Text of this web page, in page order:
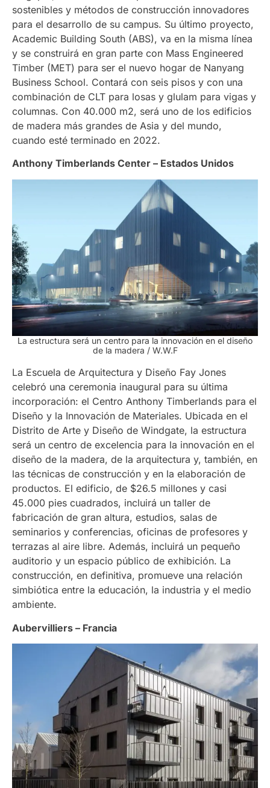
sostenibles y métodos de construcción innovadores
para el desarrollo de su campus. Su último proyecto,
Academic Building South (ABS), va en la misma línea
y se construirá en gran parte con Mass Engineered
Timber (MET) para ser el nuevo hogar de Nanyang
Business School. Contará con seis pisos y con una
combinación de CLT para losas y glulam para vigas y
columnas. Con 40.000 m2, será uno de los edificios
de madera más grandes de Asia y del mundo,
cuando esté terminado en 2022.
Anthony Timberlands Center – Estados Unidos
La estructura será un centro para la innovación en el diseño
de la madera / W.W.F
La Escuela de Arquitectura y Diseño Fay Jones
celebró una ceremonia inaugural para su última
incorporación: el Centro Anthony Timberlands para el
Diseño y la Innovación de Materiales. Ubicada en el
Distrito de Arte y Diseño de Windgate, la estructura
será un centro de excelencia para la innovación en el
diseño de la madera, de la arquitectura y, también, en
las técnicas de construcción y en la elaboración de
productos. El edificio, de $26.5 millones y casi
45.000 pies cuadrados, incluirá un taller de
fabricación de gran altura, estudios, salas de
seminarios y conferencias, oficinas de profesores y
terrazas al aire libre. Además, incluirá un pequeño
auditorio y un espacio público de exhibición. La
construcción, en definitiva, promueve una relación
simbiótica entre la educación, la industria y el medio
ambiente.
Aubervilliers – Francia